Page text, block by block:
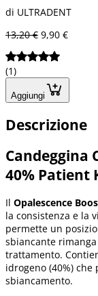
di ULTRADENT
13,20 € 9,90 €
(1)
Aggiungi
Descrizione
Candeggina
40% Patient
Il Opalescence
la consistenza e la
permette un
sbiancante
trattamento.
idrogeno (40%)
sbiancamento.